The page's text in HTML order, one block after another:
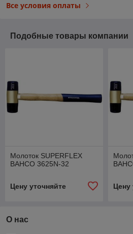
Все условия оплаты
Подобные товары компании
Молоток SUPERFLEX
BAHCO 3625N-32
Цену уточняйте Цену
О нас